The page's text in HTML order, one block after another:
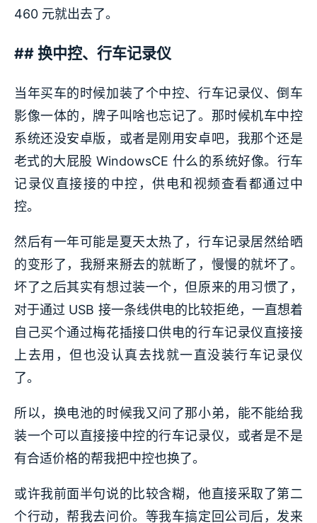
460 元就出去了。
## 换中控、行车记录仪
当年买车的时候加装了个中控、行车记录仪、倒车
影像一体的，牌子叫啥也忘记了。那时候机车中控
系统还没安卓版，或者是刚用安卓吧，我那个还是
老式的大屁股 WindowsCE 什么的系统好像。行车
记录仪直接接的中控，供电和视频查看都通过中
控。
然后有一年可能是夏天太热了，行车记录居然给晒
的变形了，我掰来掰去的就断了，慢慢的就坏了。
坏了之后其实有想过装一个，但原来的用习惯了，
对于通过 USB 接一条线供电的比较拒绝，一直想着
自己买个通过梅花插接口供电的行车记录仪直接接
上去用，但也没认真去找就一直没装行车记录仪
了。
所以，换电池的时候我又问了那小弟，能不能给我
装一个可以直接接中控的行车记录仪，或者是不是
有合适价格的帮我把中控也换了。
或许我前面半句说的比较含糊，他直接采取了第二
个行动，帮我去问价。等我车搞定回公司后，发来